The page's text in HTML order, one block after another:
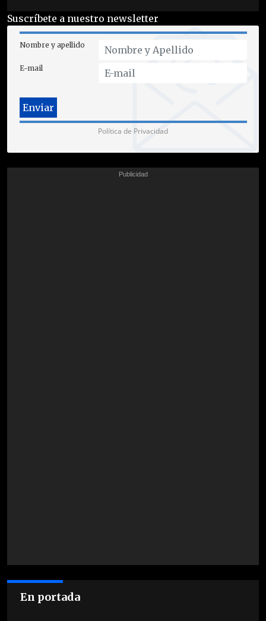
Suscríbete a nuestro newsletter
Nombre y apellido
E-mail
Política de Privacidad
En portada